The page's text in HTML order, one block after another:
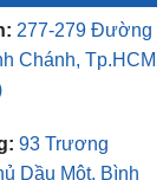
277-279 Đường
Chánh, Tp.HCM
93 Trương
Dầu Một, Bình